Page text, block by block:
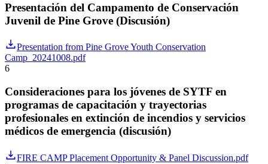
Presentación del Campamento de Conservación
Juvenil de Pine Grove (Discusión)
Presentation from Pine Grove Youth Conservation
Camp_20241008.pdf
6
Consideraciones para los jóvenes de SYTF en
programas de capacitación y trayectorias
profesionales en extinción de incendios y servicios
médicos de emergencia (discusión)
FIRE CAMP Placement Opportunity & Panel Discussion.pdf